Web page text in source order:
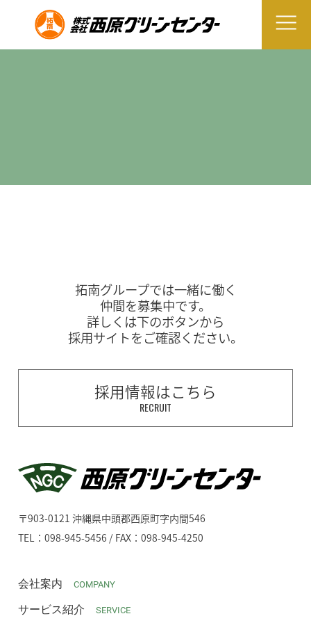
拓南グループでは一緒に働く
仲間を募集中です。
詳しくは下のボタンから
採用サイトをご確認ください。
採用情報はこちら
RECRUIT
〒903-0121 沖縄県中頭郡西原町字内間546
TEL：098-945-5456 / FAX：098-945-4250
会社案内 COMPANY
サービス紹介 SERVICE